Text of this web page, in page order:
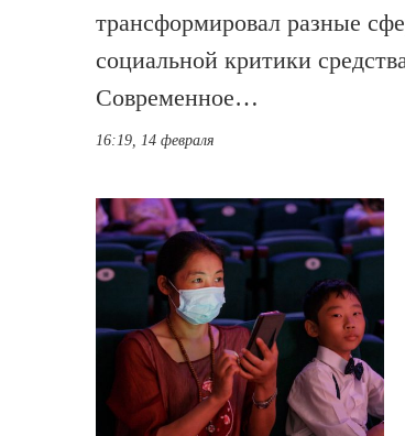
трансформировал разные
социальной критики
Современное…
16:19, 14 февраля